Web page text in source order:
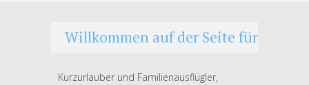
Willkommen auf der Seite für
Kurzurlauber und Familienausflügler,